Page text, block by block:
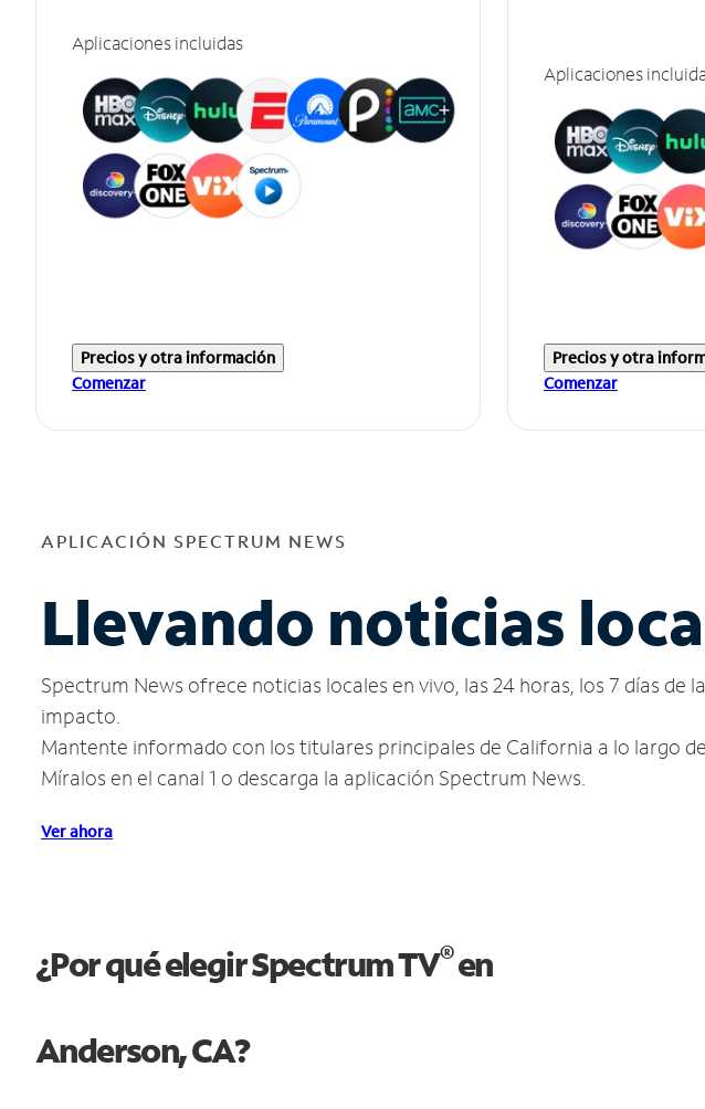
Aplicaciones incluidas
Precios y otra información
Comenzar
Aplicaciones
Precios y otra
Comenzar
APLICACIÓN SPECTRUM NEWS
Llevando noticias
Spectrum News ofrece noticias locales en vivo, las 24 horas, los 7 días
impacto.
Mantente informado con los titulares principales de California a lo largo
Míralos en el canal 1 o descarga la aplicación Spectrum News.
Ver ahora
¿Por qué elegir Spectrum TV®en
Anderson, CA?